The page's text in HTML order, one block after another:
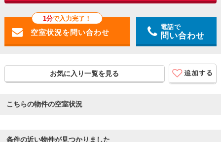
1分で入力完了！
電話で
問い合わせ
お気に入り一覧を見る
こちらの物件の空室状況
条件の近い物件が見つかりました